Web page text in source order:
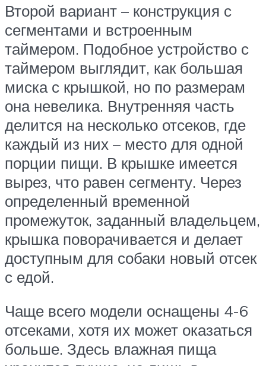
Второй вариант – конструкция с
сегментами и встроенным
таймером. Подобное устройство с
таймером выглядит, как большая
миска с крышкой, но по размерам
она невелика. Внутренняя часть
делится на несколько отсеков, где
каждый из них – место для одной
порции пищи. В крышке имеется
вырез, что равен сегменту. Через
определенный временной
промежуток, заданный владельцем,
крышка поворачивается и делает
доступным для собаки новый отсек
с едой.
Чаще всего модели оснащены 4-6
отсеками, хотя их может оказаться
больше. Здесь влажная пища